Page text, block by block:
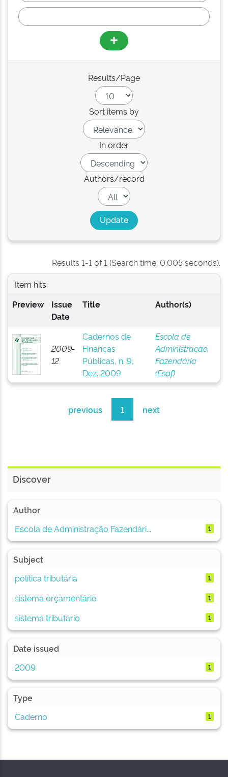
Results/Page
Sort items by
In order
Authors/record
Results 1-1 of 1 (Search time: 0.005 seconds).
Item hits:
Preview
Issue
Date
Title Author(s)
2009-
12
Cadernos de
Finanças
Públicas, n. 9,
Dez. 2009
Escola de
Administração
Fazendária
(Esaf)
previous 1 next
Discover
Author
Escola de Administração Fazendári...
1
Subject
política tributária
1
sistema orçamentário 1
sistema tributário 1
Date issued
2009
1
Type
Caderno
1